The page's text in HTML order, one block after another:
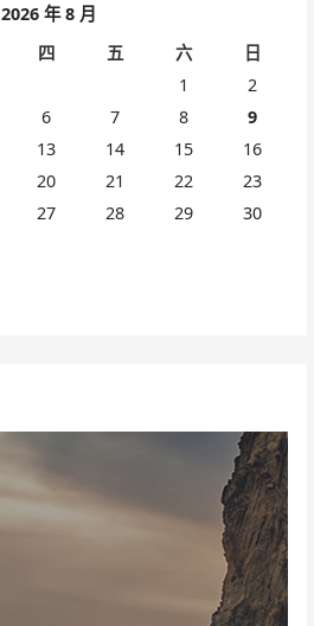
2026 年 8 月
四 五 六
日
1
2
6 7 8
9
13 14 15
16
20 21 22
23
27 28 29
30